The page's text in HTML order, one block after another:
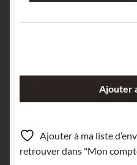
La
Sanguinède,
Mine
Ajouter
Ajouter à ma liste
retrouver dans "Mon